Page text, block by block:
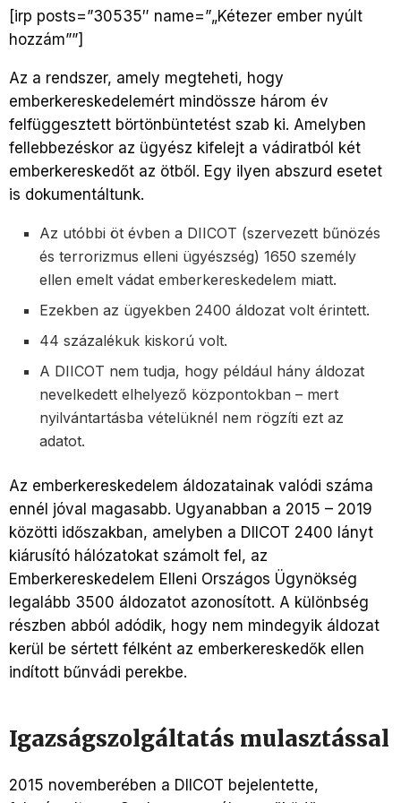
[irp posts=”30535″ name=”„Kétezer ember nyúlt
hozzám””]
Az a rendszer, amely megteheti, hogy
emberkereskedelemért mindössze három év
felfüggesztett börtönbüntetést szab ki. Amelyben
fellebbezéskor az ügyész kifelejt a vádiratból két
emberkereskedőt az ötből. Egy ilyen abszurd esetet
is dokumentáltunk.
Az utóbbi öt évben a DIICOT (szervezett bűnözés
és terrorizmus elleni ügyészség) 1650 személy
ellen emelt vádat emberkereskedelem miatt.
Ezekben az ügyekben 2400 áldozat volt érintett.
44 százalékuk kiskorú volt.
A DIICOT nem tudja, hogy például hány áldozat
nevelkedett elhelyező központokban – mert
nyilvántartásba vételüknél nem rögzíti ezt az
adatot.
Az emberkereskedelem áldozatainak valódi száma
ennél jóval magasabb. Ugyanabban a 2015 – 2019
közötti időszakban, amelyben a DIICOT 2400 lányt
kiárusító hálózatokat számolt fel, az
Emberkereskedelem Elleni Országos Ügynökség
legalább 3500 áldozatot azonosított. A különbség
részben abból adódik, hogy nem mindegyik áldozat
kerül be sértett félként az emberkereskedők ellen
indított bűnvádi perekbe.
Igazságszolgáltatás mulasztással
2015 novemberében a DIICOT bejelentette,